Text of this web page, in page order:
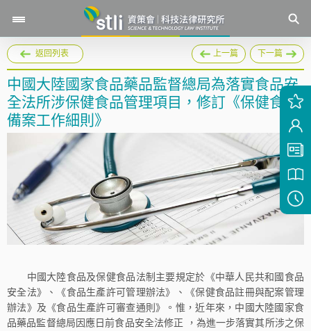
返回列表 上一篇 下一篇
中國大陸國家食品藥品監督總局為落實食品安
全法所涉保健食品管理項目，修訂《保健食品
備案工作細則》
中國大陸食品及保健食品法制主要規定於《中華人民共和國食品
安全法》、《食品生產許可管理辦法》、《保健食品註冊與配案管理
辦法》及《食品生產許可審查通則》。惟，近年來，中國大陸國家食
品藥品監督總局因應日前食品安全法修正 ，為進一步落實其所涉之保